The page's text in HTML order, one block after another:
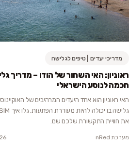
מדריכי יעדים | טיפים לגלישה
ראוניון: האי השחור של הודו – מדריך
חכמה לנוסע הישראלי
האי ראוניון הוא אחד היעדים המרהיבים של
את חוויית התקשורת שלכם שם.
מערכת nRed